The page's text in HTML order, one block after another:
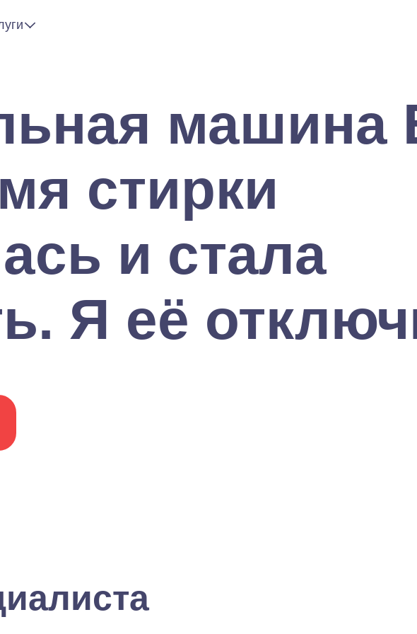
машина
стирки
и стала
Я её